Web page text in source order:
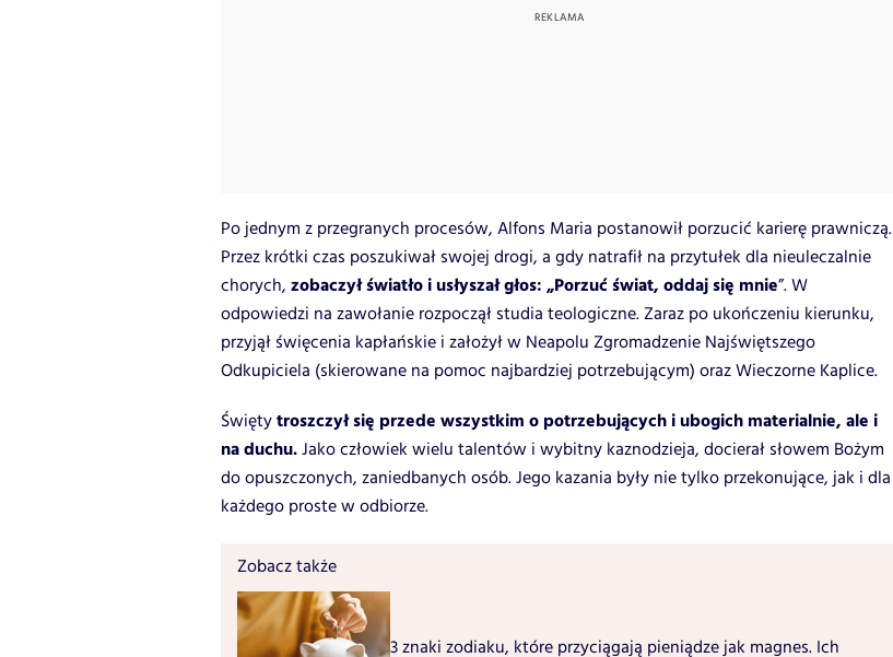
Po jednym z przegranych procesów, Alfons Maria postanowił porzucić karierę prawniczą.
Przez krótki czas poszukiwał swojej drogi, a gdy natrafił na przytułek dla nieuleczalnie
chorych, zobaczył światło i usłyszał głos: „Porzuć świat, oddaj się mnie”. W
odpowiedzi na zawołanie rozpoczął studia teologiczne. Zaraz po ukończeniu kierunku,
przyjął święcenia kapłańskie i założył w Neapolu Zgromadzenie Najświętszego
Odkupiciela (skierowane na pomoc najbardziej potrzebującym) oraz Wieczorne Kaplice.
Świętytroszczył się przede wszystkim o potrzebujących i ubogich materialnie, ale i
na duchu.Jako człowiek wielu talentów i wybitny kaznodzieja, docierał słowem Bożym
do opuszczonych, zaniedbanych osób. Jego kazania były nie tylko przekonujące, jak i dla
każdego proste w odbiorze.
Zobacz także
3 znaki zodiaku, które przyciągają pieniądze jak magnes. Ich